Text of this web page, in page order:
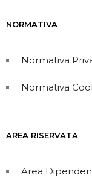
NORMATIVA
Normativa
Normativa
AREA RISERVATA
Area